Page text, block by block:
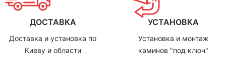
ДОСТАВКА
Доставка и установка по
Киеву и области
УСТАНОВКА
Установка и монтаж
каминов "под ключ"